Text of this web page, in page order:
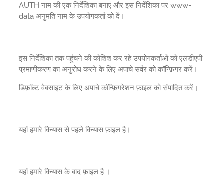
AUTH नाम की एक निर्देशिका बनाएं और इस निर्देशिका पर www-
data अनुमति नाम के उपयोगकर्ता को दें।
इस निर्देशिका तक पहुंचने की कोशिश कर रहे उपयोगकर्ताओं को एलडीएपी
प्रमाणीकरण का अनुरोध करने के लिए अपाचे सर्वर को कॉन्फ़िगर करें।
डिफ़ॉल्ट वेबसाइट के लिए अपाचे कॉन्फ़िगरेशन फ़ाइल को संपादित करें।
यहां हमारे विन्यास से पहले विन्यास फ़ाइल है।
यहां हमारे विन्यास के बाद फ़ाइल है ।